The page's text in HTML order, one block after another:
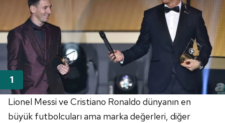
Lionel Messi ve Cristiano Ronaldo dünyanın en
büyük futbolcuları ama marka değerleri, diğer